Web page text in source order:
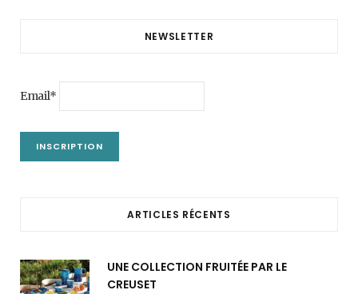
NEWSLETTER
Email*
ARTICLES RÉCENTS
UNE COLLECTION FRUITÉE PAR LE
CREUSET